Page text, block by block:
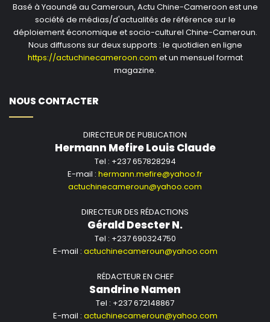
Basé à Yaoundé au Cameroun, Actu Chine-Cameroon est une
société de médias/d'actualités de référence sur le
déploiement économique et socio-culturel Chine-Cameroun.
Nous diffusons sur deux supports : le quotidien en ligne
https://actuchinecameroon.com et un mensuel format
magazine.
NOUS CONTACTER
DIRECTEUR DE PUBLICATION
Hermann Mefire Louis Claude
Tel : +237 657828294
E-mail : hermann.mefire@yahoo.fr
actuchinecameroun@yahoo.com
DIRECTEUR DES RÉDACTIONS
Gérald Descter N.
Tel : +237 690324750
E-mail : actuchinecameroun@yahoo.com
RÉDACTEUR EN CHEF
Sandrine Namen
Tel : +237 672148867
E-mail : actuchinecameroun@yahoo.com